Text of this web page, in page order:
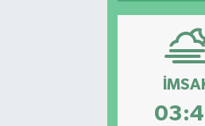
Tüm Manşetler
Son Dakika Haberleri